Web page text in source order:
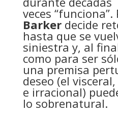
veces
Barkerdecide
hasta que se
siniestra y, al
como para ser
una premisa
deseo (el
e irracional)
lo sobrenatural.